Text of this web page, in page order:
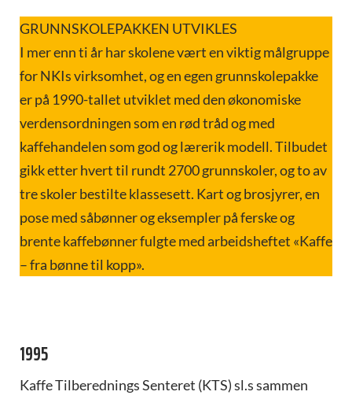
GRUNNSKOLEPAKKEN UTVIKLES
I mer enn ti år har skolene vært en viktig målgruppe
for NKIs virksomhet, og en egen grunnskolepakke
er på 1990-tallet utviklet med den økonomiske
verdensordningen som en rød tråd og med
kaffehandelen som god og lærerik modell. Tilbudet
gikk etter hvert til rundt 2700 grunnskoler, og to av
tre skoler bestilte klassesett. Kart og brosjyrer, en
pose med såbønner og eksempler på ferske og
brente kaffebønner fulgte med arbeidsheftet «Kaffe
– fra bønne til kopp».
1995
Kaffe Tilberednings Senteret (KTS) sl.s sammen